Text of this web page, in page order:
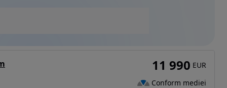
11 990 EUR
Conform mediei